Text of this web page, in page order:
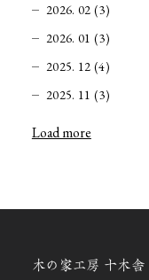
2026. 02 (3)
2026. 01 (3)
2025. 12 (4)
2025. 11 (3)
Load more
木の家工房 十木舎